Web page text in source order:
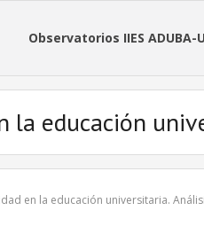
Observatorios IIES ADUBA-
la educación
en la educación universitaria.